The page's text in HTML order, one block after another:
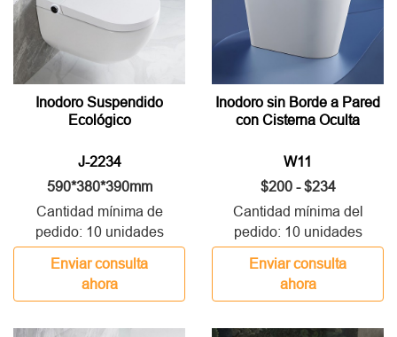
Inodoro Suspendido
Ecológico
J-2234
590*380*390mm
Cantidad mínima de
pedido: 10 unidades
Enviar consulta
ahora
Inodoro sin Borde a Pared
con Cisterna Oculta
W11
$200 - $234
Cantidad mínima del
pedido: 10 unidades
Enviar consulta
ahora